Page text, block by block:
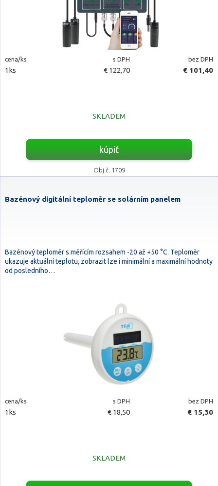
cena/ks s DPH bez DPH
1ks € 122,70 € 101,40
SKLADEM
kúpiť
Obj.č. 1709
Bazénový digitální teploměr se solárním panelem
Bazénový teploměr s měřícím rozsahem -20 až +50 °C. Teploměr
ukazuje aktuální teplotu, zobrazit lze i minimální a maximální hodnoty
od posledního…
cena/ks s DPH bez DPH
1ks € 18,50 € 15,30
SKLADEM